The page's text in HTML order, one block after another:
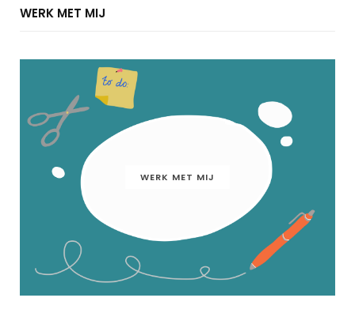
WERK MET MIJ
WERK MET MIJ